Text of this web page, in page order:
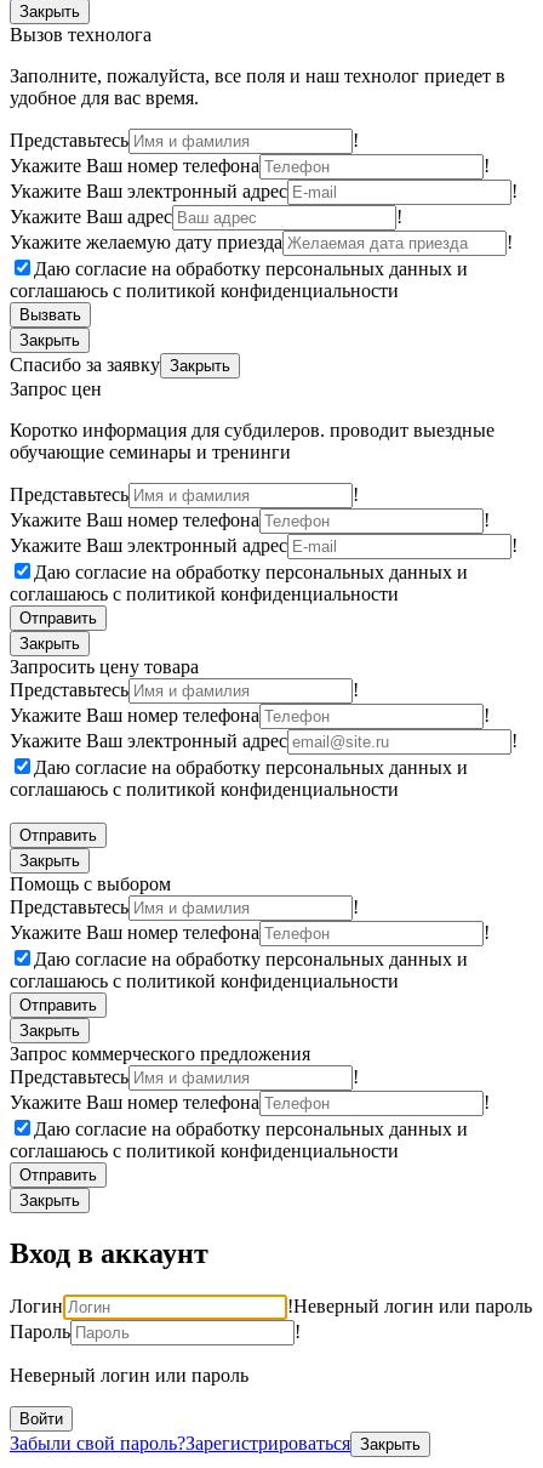
Закрыть
Вызов технолога
Заполните, пожалуйста, все поля и наш технолог приедет в
удобное для вас время.
Представьтесь
!
Укажите Ваш номер телефона
!
Укажите Ваш электронный адрес
!
Укажите Ваш адрес
!
Укажите желаемую дату приезда
!
Даю согласие на обработку персональных данных и
соглашаюсь с политикой конфиденциальности
Вызвать
Закрыть
Спасибо за заявку Закрыть
Запрос цен
Коротко информация для субдилеров. проводит выездные
обучающие семинары и тренинги
Представьтесь
!
Укажите Ваш номер телефона
!
Укажите Ваш электронный адрес
!
Даю согласие на обработку персональных данных и
соглашаюсь с политикой конфиденциальности
Отправить
Закрыть
Запросить цену товара
Представьтесь
!
Укажите Ваш номер телефона
!
Укажите Ваш электронный адрес
!
Даю согласие на обработку персональных данных и
соглашаюсь с политикой конфиденциальности
Отправить
Закрыть
Помощь с выбором
Представьтесь
!
Укажите Ваш номер телефона
!
Даю согласие на обработку персональных данных и
соглашаюсь с политикой конфиденциальности
Отправить
Закрыть
Запрос коммерческого предложения
Представьтесь
!
Укажите Ваш номер телефона
!
Даю согласие на обработку персональных данных и
соглашаюсь с политикой конфиденциальности
Отправить
Закрыть
Вход в аккаунт
Логин !Неверный логин или пароль
Пароль
!
Неверный логин или пароль
Войти
Забыли свой пароль?Зарегистрироваться Закрыть